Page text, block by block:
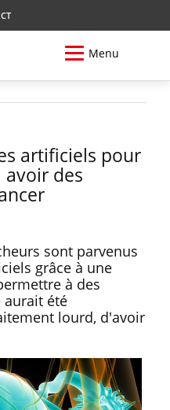
Menu
artificiels pour
avoir des
sont parvenus
grâce à une
à des
été
lourd, d'avoir